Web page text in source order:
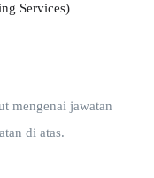
Services)
mengenai jawatan
di atas.